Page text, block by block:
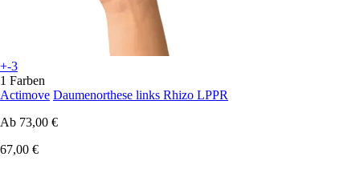
+-3
1 Farben
Actimove Daumenorthese links Rhizo LPPR
Ab 73,00 €
67,00 €